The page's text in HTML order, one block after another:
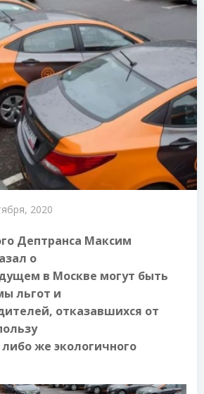
2020
Дептранса Максим
о
в Москве могут быть
льгот и
отказавшихся от
же экологичного